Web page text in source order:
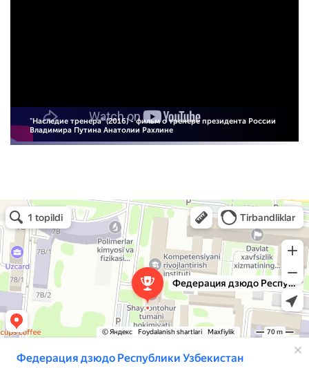
"Наследие тренера" (2016) - фильм о тренере президента России
Владимира Путина Анатолии Рахлине